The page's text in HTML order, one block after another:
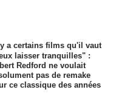
a certains films qu'il vaut
laisser tranquilles" :
Redford ne voulait
pas de remake
ce classique des années